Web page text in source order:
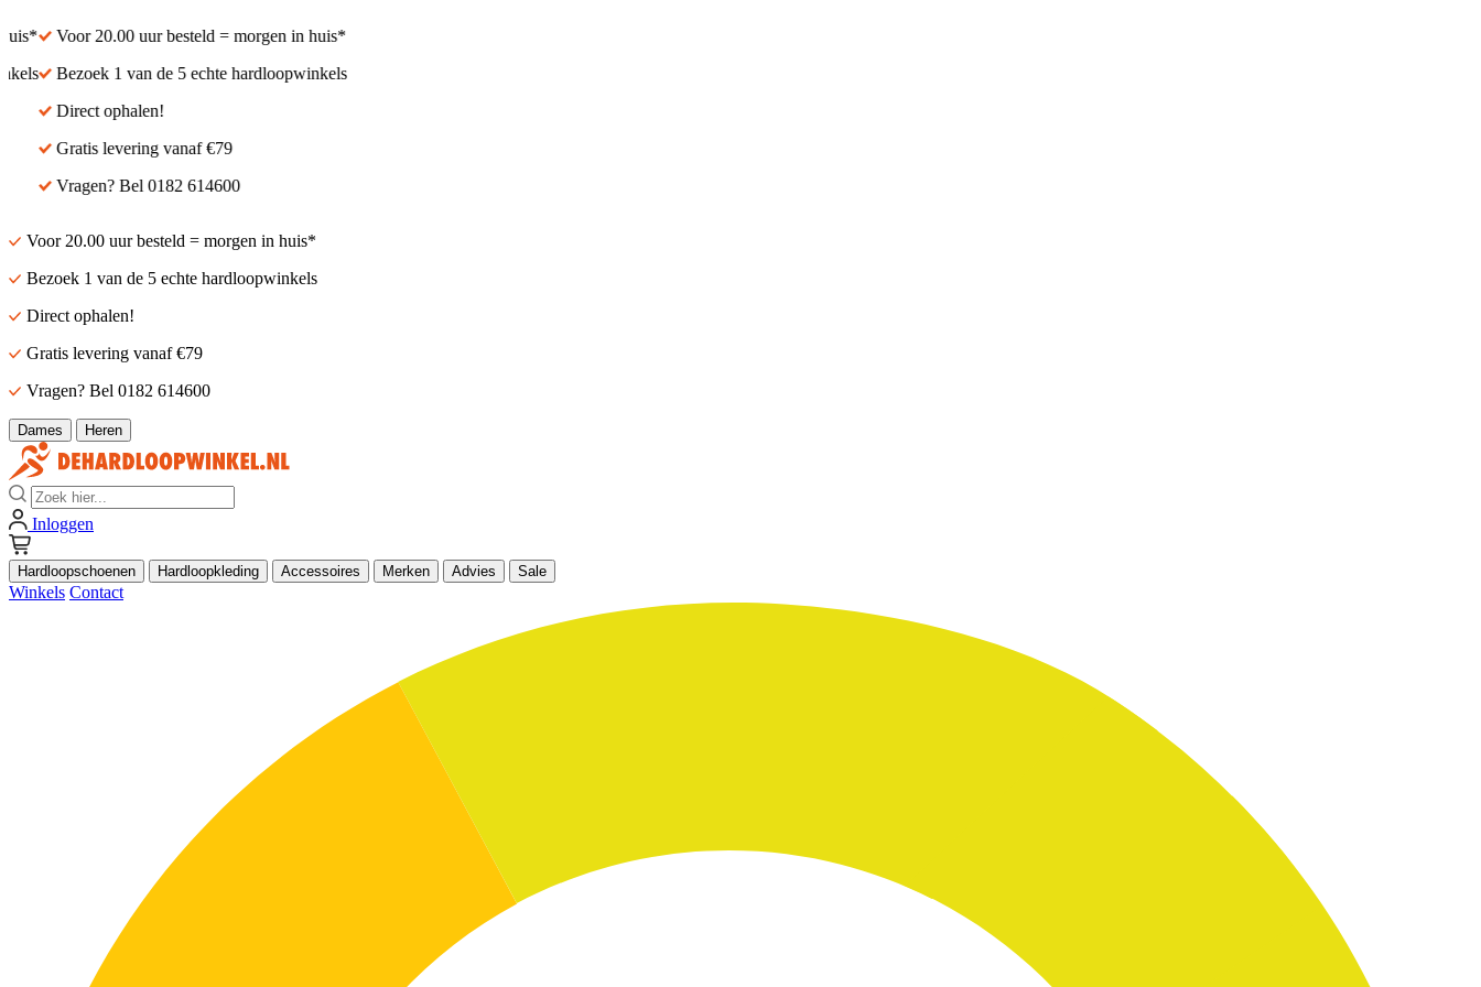
Voor 20.00 uur besteld = morgen in huis*
Bezoek 1 van de 5 echte hardloopwinkels
Direct ophalen!
Gratis levering vanaf €79
Vragen? Bel 0182 614600
Voor 20.00 uur besteld = morgen in huis*
Bezoek 1 van de 5 echte hardloopwinkels
Direct ophalen!
Gratis levering vanaf €79
Vragen? Bel 0182 614600
Dames Heren
Zoek
Inloggen
Hardloopschoenen Hardloopkleding Accessoires Merken Advies Sale
Winkels Contact